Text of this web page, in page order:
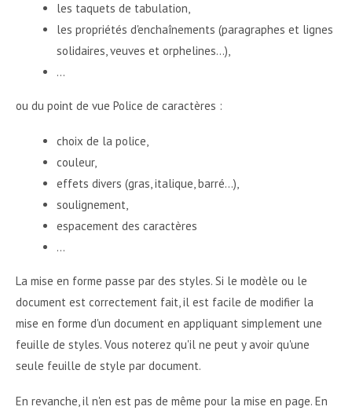
les taquets de tabulation,
les propriétés d'enchaînements (paragraphes et lignes
solidaires, veuves et orphelines…),
...
ou du point de vue Police de caractères :
choix de la police,
couleur,
effets divers (gras, italique, barré…),
soulignement,
espacement des caractères
...
La mise en forme passe par des styles. Si le modèle ou le
document est correctement fait, il est facile de modifier la
mise en forme d'un document en appliquant simplement une
feuille de styles. Vous noterez qu'il ne peut y avoir qu'une
seule feuille de style par document.
En revanche, il n'en est pas de même pour la mise en page. En